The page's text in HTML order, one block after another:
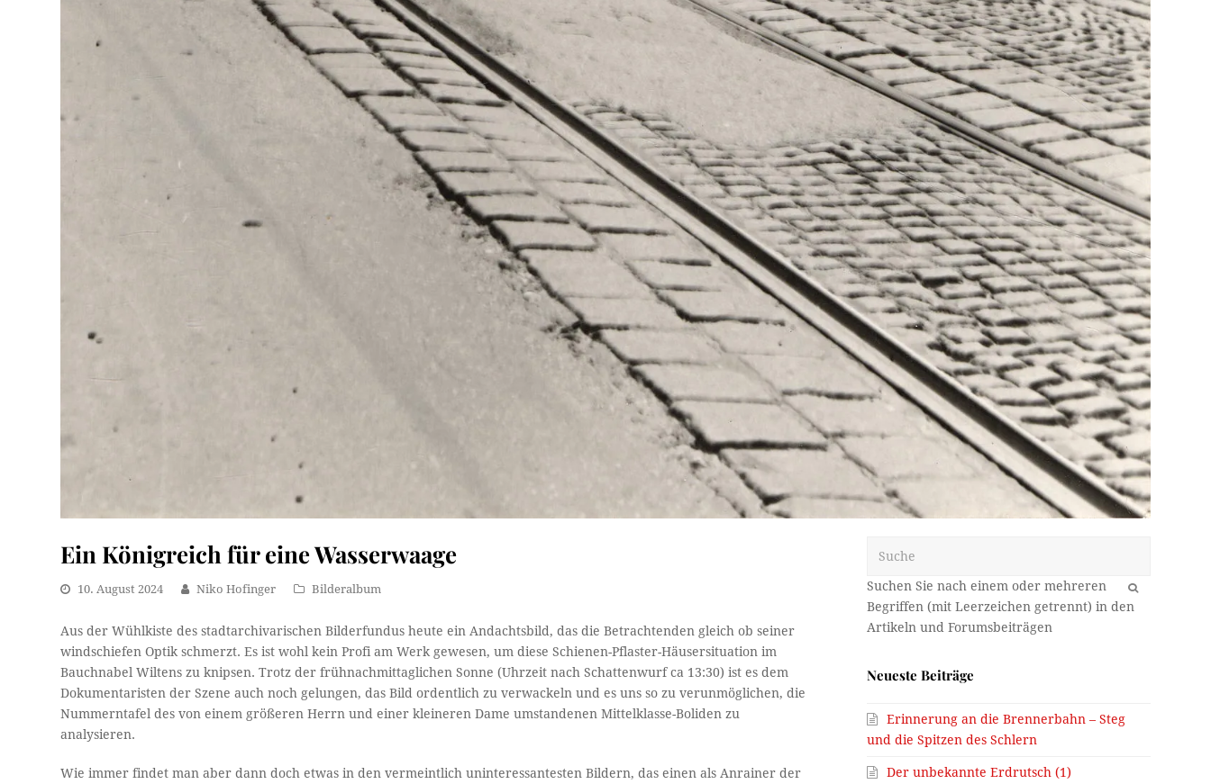
Ein Königreich für eine Wasserwaage
10. August 2024 Niko Hofinger Bilderalbum
Aus der Wühlkiste des stadtarchivarischen Bilderfundus heute ein Andachtsbild, das die Betrachtenden gleich ob seiner
windschiefen Optik schmerzt. Es ist wohl kein Profi am Werk gewesen, um diese Schienen-Pflaster-Häusersituation im
Bauchnabel Wiltens zu knipsen. Trotz der frühnachmittaglichen Sonne (Uhrzeit nach Schattenwurf ca 13:30) ist es dem
Dokumentaristen der Szene auch noch gelungen, das Bild ordentlich zu verwackeln und es uns so zu verunmöglichen, die
Nummerntafel des von einem größeren Herrn und einer kleineren Dame umstandenen Mittelklasse-Boliden zu
analysieren.
Wie immer findet man aber dann doch etwas in den vermeintlich uninteressantesten Bildern, das einen als Anrainer der
OK
Neueste Beiträge
Erinnerung an die Brennerbahn – Steg
und die Spitzen des Schlern
Der unbekannte Erdrutsch (1)